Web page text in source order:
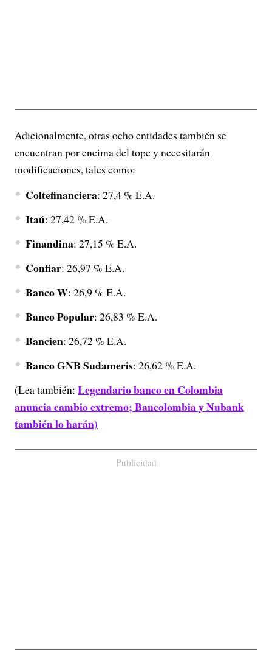
Adicionalmente, otras ocho entidades también se
encuentran por encima del tope y necesitarán
modificaciones, tales como:
Coltefinanciera: 27,4 % E.A.
Itaú: 27,42 % E.A.
Finandina: 27,15 % E.A.
Confiar: 26,97 % E.A.
Banco W: 26,9 % E.A.
Banco Popular: 26,83 % E.A.
Bancien: 26,72 % E.A.
Banco GNB Sudameris: 26,62 % E.A.
(Lea también: Legendario banco en Colombia
anuncia cambio extremo; Bancolombia y Nubank
también lo harán)
Publicidad